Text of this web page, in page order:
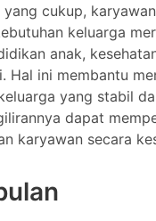
yang cukup,
keluarga
anak,
Hal ini membantu
yang stabil
dapat
karyawan secara